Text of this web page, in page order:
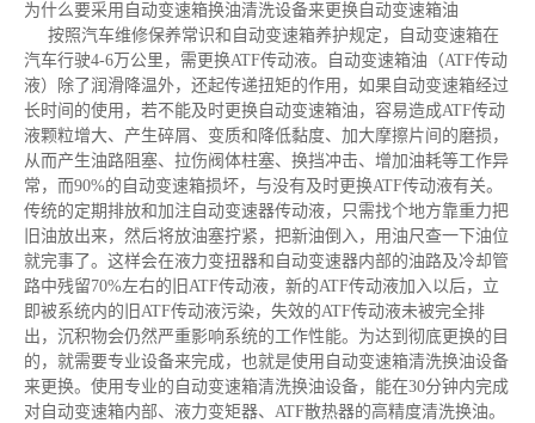
为什么要采用自动变速箱换油清洗设备来更换自动变速箱油
按照汽车维修保养常识和自动变速箱养护规定，自动变速箱在
汽车行驶4-6万公里，需更换ATF传动液。自动变速箱油（ATF传动
液）除了润滑降温外，还起传递扭矩的作用，如果自动变速箱经过
长时间的使用，若不能及时更换自动变速箱油，容易造成ATF传动
液颗粒增大、产生碎屑、变质和降低黏度、加大摩擦片间的磨损，
从而产生油路阻塞、拉伤阀体柱塞、换挡冲击、增加油耗等工作异
常，而90%的自动变速箱损坏，与没有及时更换ATF传动液有关。
传统的定期排放和加注自动变速器传动液，只需找个地方靠重力把
旧油放出来，然后将放油塞拧紧，把新油倒入，用油尺查一下油位
就完事了。这样会在液力变扭器和自动变速器内部的油路及冷却管
路中残留70%左右的旧ATF传动液，新的ATF传动液加入以后，立
即被系统内的旧ATF传动液污染，失效的ATF传动液未被完全排
出，沉积物会仍然严重影响系统的工作性能。为达到彻底更换的目
的，就需要专业设备来完成，也就是使用自动变速箱清洗换油设备
来更换。使用专业的自动变速箱清洗换油设备，能在30分钟内完成
对自动变速箱内部、液力变矩器、ATF散热器的高精度清洗换油。